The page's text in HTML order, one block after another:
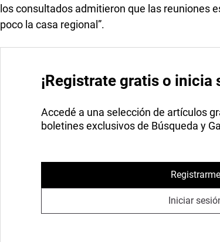
los consultados admitieron que las reuniones
poco la casa regional”.
¡Registrate gratis o inicia
Accedé a una selección de artículos
boletines exclusivos de Búsqueda y
Registrarme
Iniciar